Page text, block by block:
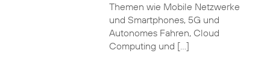
Themen wie Mobile Netzwerke
und Smartphones, 5G und
Autonomes Fahren, Cloud
Computing und […]